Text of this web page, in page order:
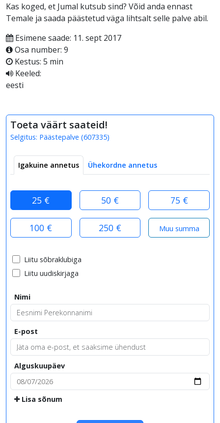
Kas koged, et Jumal kutsub sind? Võid anda ennast
Temale ja saada päästetud väga lihtsalt selle palve abil.
Esimene saade: 11. sept 2017
Osa number: 9
Kestus: 5 min
Keeled:
eesti
Toeta väärt saateid!
Selgitus: Päästepalve (607335)
Igakuine annetus Ühekordne annetus
25 € 50 € 75 €
100 € 250 €
Liitu sõbraklubiga
Liitu uudiskirjaga
Nimi
E-post
Alguskuupäev
Lisa sõnum